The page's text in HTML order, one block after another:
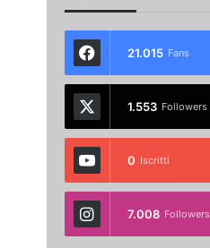
21.015 Fans
1.553 Followers
0 Iscritti
7.008 Followers